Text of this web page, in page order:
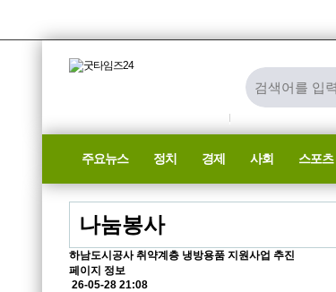
주요뉴스 정치 경제 사회 스포츠
나눔봉사
하남도시공사 취약계층 냉방용품 지원사업 추진
페이지 정보
26-05-28 21:08